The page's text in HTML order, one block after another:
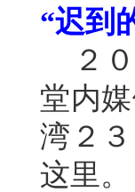
“迟到
２０
堂内
湾２
这里。